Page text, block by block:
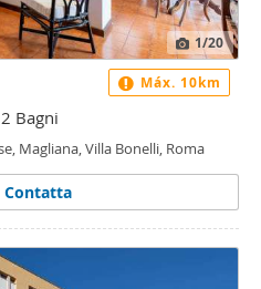
1/20
2 Bagni
Magliana, Villa Bonelli, Roma
Contatta
Máx. 10km